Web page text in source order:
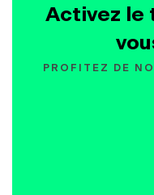
Activez le
PROFITEZ DE